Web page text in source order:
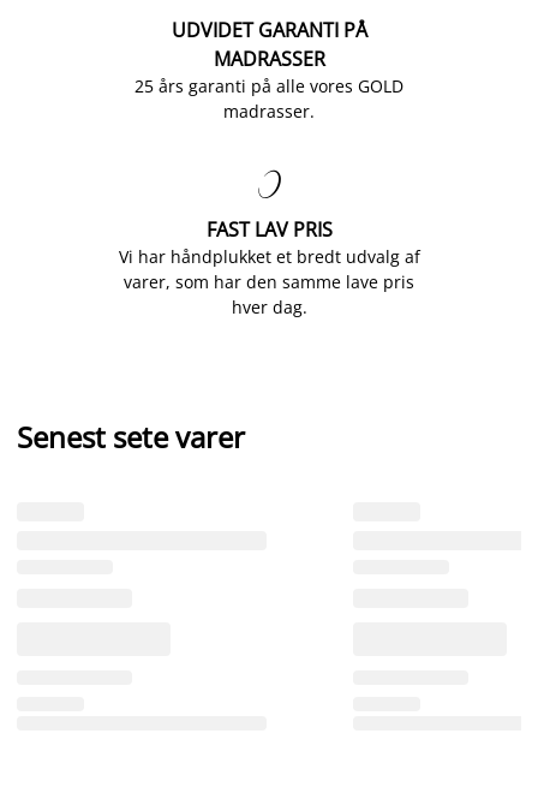
UDVIDET GARANTI PÅ
MADRASSER
25 års garanti på alle vores GOLD
madrasser.

FAST LAV PRIS
Vi har håndplukket et bredt udvalg af
varer, som har den samme lave pris
hver dag.
Senest sete varer